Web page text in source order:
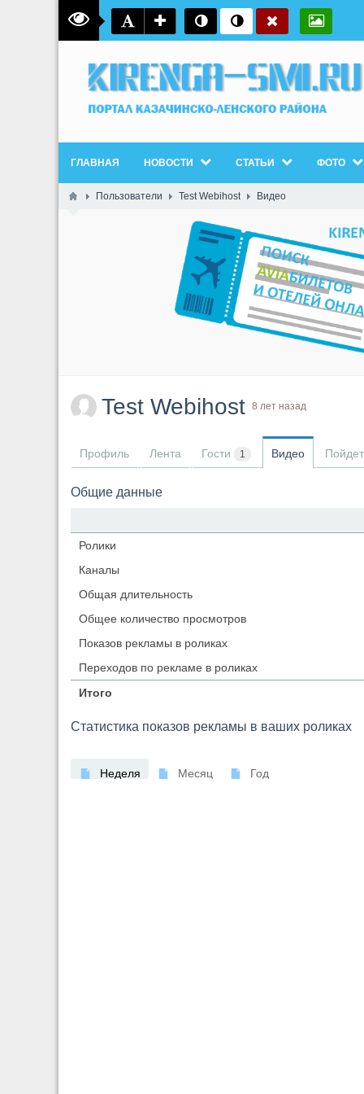
ГЛАВНАЯ НОВОСТИ СТАТЬИ ФОТО
Пользователи Test Webihost Видео
Test Webihost 8 лет назад
Профиль Лента Гости 1 Видео Пойдет
Общие данные
Итого
Ролики
Каналы
Общая длительность
Общее количество просмотров
Показов рекламы в роликах
Переходов по рекламе в роликах
Статистика показов рекламы в ваших роликах
Неделя Месяц Год